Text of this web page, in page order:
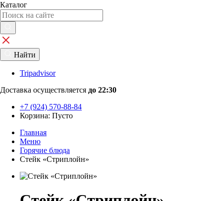
Каталог
Найти
Tripadvisor
Доставка осуществляется до 22:30
+7 (924) 570-88-84
Корзина: Пусто
Главная
Меню
Горячие блюда
Стейк «Стриплойн»